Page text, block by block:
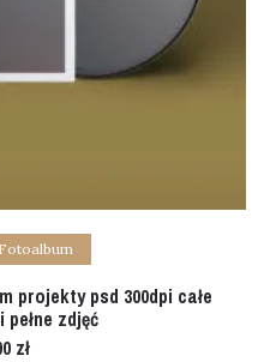
projekty psd 300dpi całe
zdjęć
zł